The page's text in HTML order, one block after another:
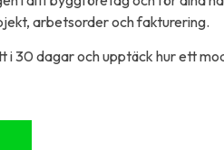
arbetsorder och fakturering.
i 30 dagar och upptäck hur ett